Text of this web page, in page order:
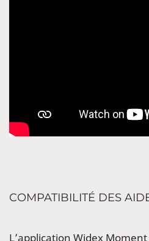
COMPATIBILITÉ DES
L’application Widex